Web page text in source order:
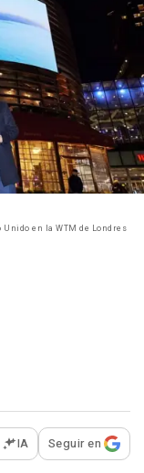
en la WTM de Londres
opciones para
IA Seguir en